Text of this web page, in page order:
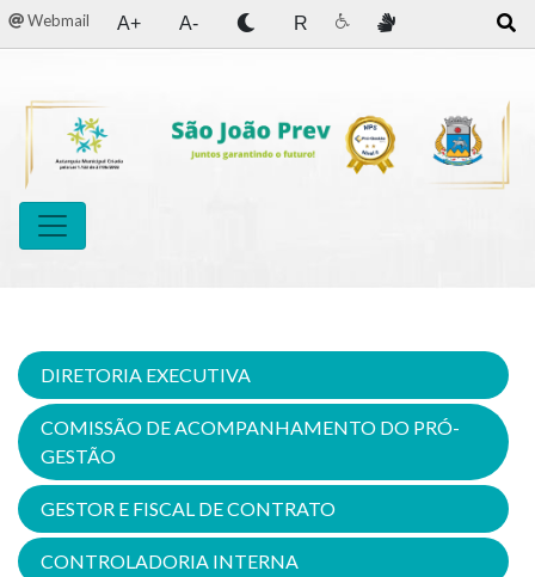
Webmail A+ A- R
DIRETORIA EXECUTIVA
COMISSÃO DE ACOMPANHAMENTO DO PRÓ-
GESTÃO
GESTOR E FISCAL DE CONTRATO
CONTROLADORIA INTERNA